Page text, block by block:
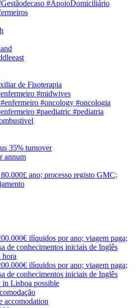
#ApoioDomiciliário
de Fisoterapia
#midwives
#oncology #oncologia
#paediatric #pediatria
35% turnover
annum
ano; processo registo GMC;
ilíquidos por ano; viagem paga;
de conhecimentos iniciais de Inglês
hora
ilíquidos por ano; viagem paga;
de conhecimentos iniciais de Inglês
in Lisboa possible
accomodation